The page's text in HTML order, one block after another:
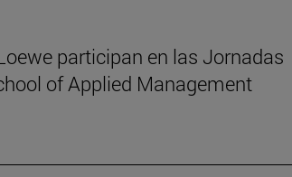
participan en las Jornadas
of Applied Management